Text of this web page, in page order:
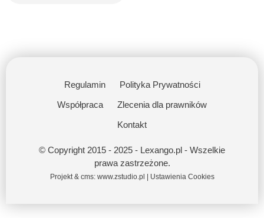
Regulamin
Polityka Prywatności
Współpraca
Zlecenia dla prawników
Kontakt
© Copyright 2015 - 2025 - Lexango.pl - Wszelkie
prawa zastrzeżone.
Projekt & cms: www.zstudio.pl Ustawienia Cookies